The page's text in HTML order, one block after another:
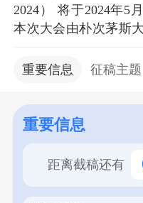
2024） 将于2024年5
本次大会由朴次茅斯
阿布扎比扎耶德大学
分享最新研究成果、
别关注计算、机器学
上会场免费参加，线
重要信息 征稿主题
重要信息
距离截稿还有